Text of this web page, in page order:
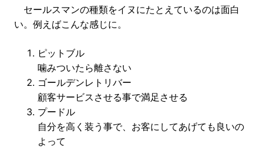
セールスマンの種類をイヌにたとえているのは面白
い。例えばこんな感じに。
ピットブル
噛みついたら離さない
ゴールデンレトリバー
顧客サービスさせる事で満足させる
プードル
自分を高く装う事で、お客にしてあげても良いの
よって